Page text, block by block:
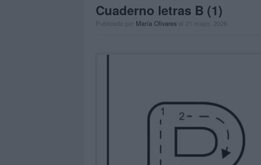
Cuaderno letras B (1)
Publicado por María Olivares el 21 mayo, 2026